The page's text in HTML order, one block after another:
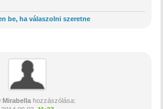
be, ha válaszolni szeretne
Mirabella hozzászólása: